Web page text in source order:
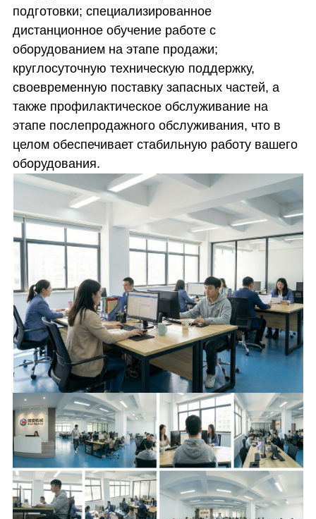
подготовки; специализированное
дистанционное обучение работе с
оборудованием на этапе продажи;
круглосуточную техническую поддержку,
своевременную поставку запасных частей, а
также профилактическое обслуживание на
этапе послепродажного обслуживания, что в
целом обеспечивает стабильную работу вашего
оборудования.